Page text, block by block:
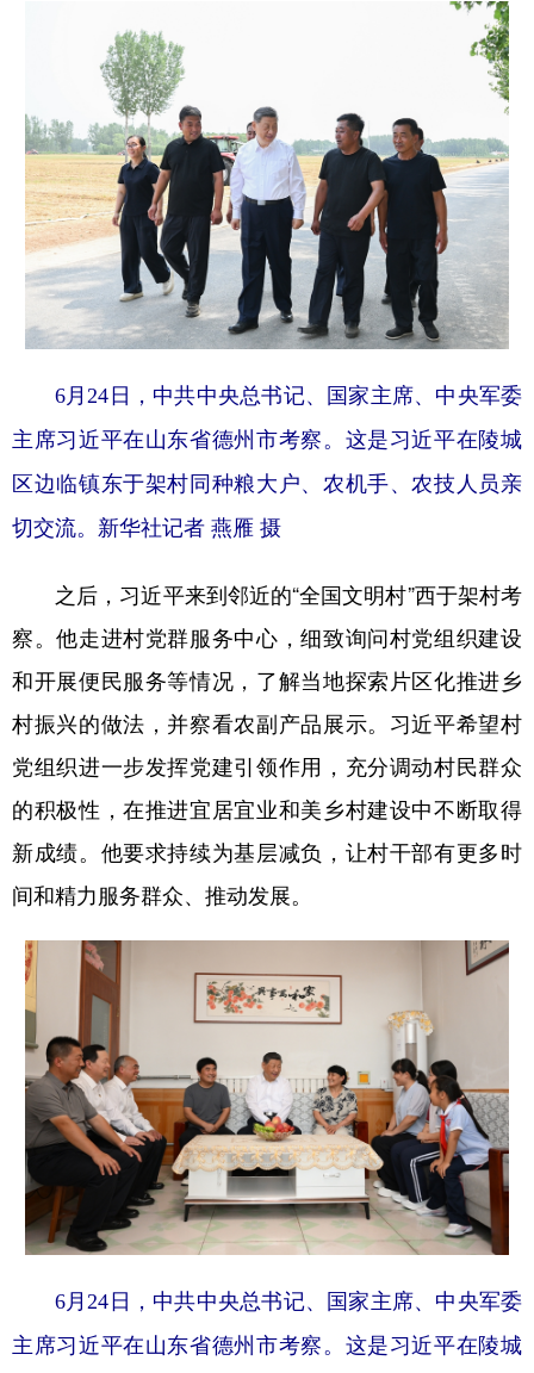
6月24日，中共中央总书记、国家主席、中央军委
主席习近平在山东省德州市考察。这是习近平在陵城
区边临镇东于架村同种粮大户、农机手、农技人员亲
切交流。新华社记者 燕雁 摄
之后，习近平来到邻近的“全国文明村”西于架村考
察。他走进村党群服务中心，细致询问村党组织建设
和开展便民服务等情况，了解当地探索片区化推进乡
村振兴的做法，并察看农副产品展示。习近平希望村
党组织进一步发挥党建引领作用，充分调动村民群众
的积极性，在推进宜居宜业和美乡村建设中不断取得
新成绩。他要求持续为基层减负，让村干部有更多时
间和精力服务群众、推动发展。
6月24日，中共中央总书记、国家主席、中央军委
主席习近平在山东省德州市考察。这是习近平在陵城